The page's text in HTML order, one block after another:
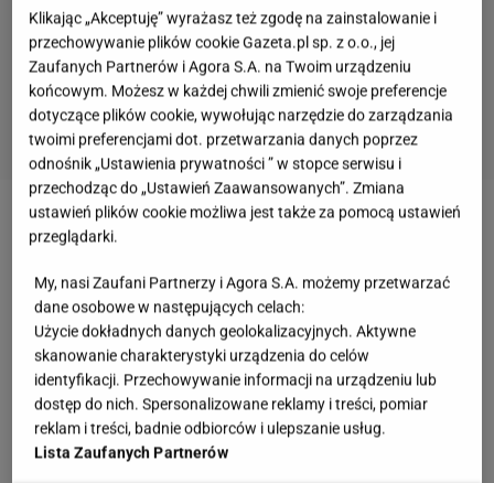
Zobacz wideo
Czy pączek od Wojewódzkiego jest
Pączki Magdy Gessler. Koszt za jedno łakocie
wzrósł o 22 procent
W tym roku Tłusty Czwartek przypada na 8 lutego.
Zgodnie z tradycją każdy powinien tego dnia zjeść
Klikając „Akceptuję” wyrażasz też zgodę na zainstalowanie i
przechowywanie plików cookie Gazeta.pl sp. z o.o., jej
Zaufanych Partnerów i Agora S.A. na Twoim urządzeniu
końcowym. Możesz w każdej chwili zmienić swoje preferencje
dotyczące plików cookie, wywołując narzędzie do zarządzania
twoimi preferencjami dot. przetwarzania danych poprzez
odnośnik „Ustawienia prywatności ” w stopce serwisu i
przechodząc do „Ustawień Zaawansowanych”. Zmiana
ustawień plików cookie możliwa jest także za pomocą ustawień
przeglądarki.
My, nasi Zaufani Partnerzy i Agora S.A. możemy przetwarzać
dane osobowe w następujących celach:
Użycie dokładnych danych geolokalizacyjnych. Aktywne
skanowanie charakterystyki urządzenia do celów
identyfikacji. Przechowywanie informacji na urządzeniu lub
dostęp do nich. Spersonalizowane reklamy i treści, pomiar
reklam i treści, badnie odbiorców i ulepszanie usług.
Lista Zaufanych Partnerów